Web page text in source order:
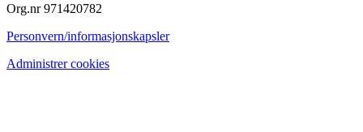
Org.nr 971420782
Personvern/informasjonskapsler
Administrer cookies